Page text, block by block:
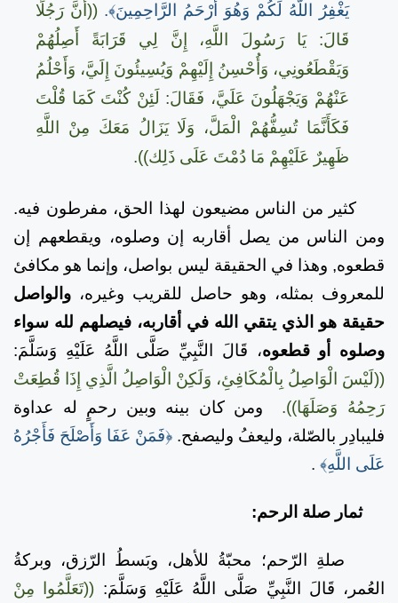
يَغْفِرُ اللَّهُ لَكُمْ وَهُوَ أَرْحَمُ الرَّاحِمِينَ﴾. ((أَنَّ رَجُلًا
قَالَ: يَا رَسُولَ اللَّهِ، إِنَّ لِي قَرَابَةً أَصِلُهُمْ
وَيَقْطَعُونِي، وَأُحْسِنُ إِلَيْهِمْ وَيُسِيئُونَ إِلَيَّ، وَأَحْلُمُ
عَنْهُمْ وَيَجْهَلُونَ عَلَيَّ، فَقَالَ: لَئِنْ كُنْتَ كَمَا قُلْتَ
فَكَأَنَّمَا تُسِفُّهُمْ الْمَلَّ، وَلَا يَزَالُ مَعَكَ مِنْ اللَّهِ
ظَهِيرٌ عَلَيْهِمْ مَا دُمْتَ عَلَى ذَلِك)).
كثير من الناس مضيعون لهذا الحق، مفرطون فيه.
ومن الناس من يصل أقاربه إن وصلوه، ويقطعهم إن
قطعوه, وهذا في الحقيقة ليس بواصل، وإنما هو مكافئ
للمعروف بمثله، وهو حاصل للقريب وغيره، والواصل
حقيقة هو الذي يتقي الله في أقاربه، فيصلهم لله سواء
وصلوه أو قطعوه، قَالَ النَّبِيِّ صَلَّى اللَّهُ عَلَيْهِ وَسَلَّمَ:
((لَيْسَ الْوَاصِلُ بِالْمُكَافِئِ، وَلَكِنْ الْوَاصِلُ الَّذِي إِذَا قُطِعَتْ
رَحِمُهُ وَصَلَهَا)).
ومن كان بينه وبين رحمٍ له عداوة
فليبادِر بالصّلة، وليعفُ وليصفح. ﴿فَمَنْ عَفَا وَأَصْلَحَ فَأَجْرُهُ
عَلَى اللَّهِ﴾ .
ثمار صلة الرحم:
صلةِ الرّحم؛ محبّةُ للأهل، وبَسطُ الرّزق، وبركةُ
العُمر، قَالَ النَّبِيِّ صَلَّى اللَّهُ عَلَيْهِ وَسَلَّمَ: ((تَعَلَّمُوا مِنْ